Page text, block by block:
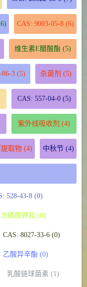
CAS: 9003-05-8(6)
维生素E醋酸酯 (5)
86-3(5) 杀菌剂 (5)
CAS: 557-04-0(5)
紫外线吸收剂 (4)
取物(4) 中秋节(4)
528-43-8 (0)
次磷酸钾盐 (0)
CAS: 8027-33-6 (0)
乙酸异辛酯 (0)
乳酸链球菌素 (1)